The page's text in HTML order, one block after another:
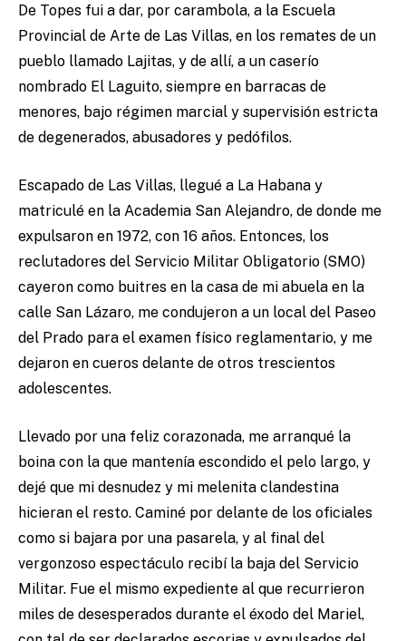
De Topes fui a dar, por carambola, a la Escuela
Provincial de Arte de Las Villas, en los remates de un
pueblo llamado Lajitas, y de allí, a un caserío
nombrado El Laguito, siempre en barracas de
menores, bajo régimen marcial y supervisión estricta
de degenerados, abusadores y pedófilos.
Escapado de Las Villas, llegué a La Habana y
matriculé en la Academia San Alejandro, de donde me
expulsaron en 1972, con 16 años. Entonces, los
reclutadores del Servicio Militar Obligatorio (SMO)
cayeron como buitres en la casa de mi abuela en la
calle San Lázaro, me condujeron a un local del Paseo
del Prado para el examen físico reglamentario, y me
dejaron en cueros delante de otros trescientos
adolescentes.
Llevado por una feliz corazonada, me arranqué la
boina con la que mantenía escondido el pelo largo, y
dejé que mi desnudez y mi melenita clandestina
hicieran el resto. Caminé por delante de los oficiales
como si bajara por una pasarela, y al final del
vergonzoso espectáculo recibí la baja del Servicio
Militar. Fue el mismo expediente al que recurrieron
miles de desesperados durante el éxodo del Mariel,